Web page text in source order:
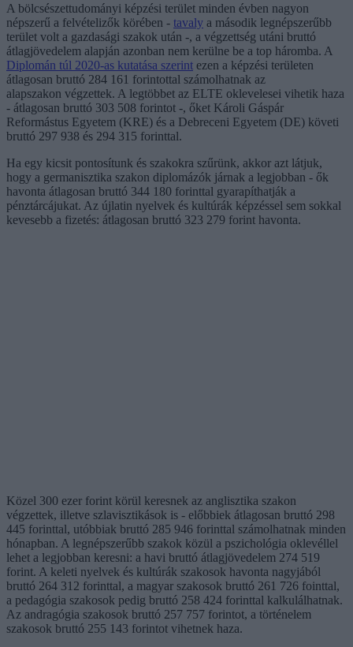
A bölcsészettudományi képzési terület minden évben nagyon
népszerű a felvételizők körében - tavaly a második legnépszerűbb
terület volt a gazdasági szakok után -, a végzettség utáni bruttó
átlagjövedelem alapján azonban nem kerülne be a top háromba. A
Diplomán túl 2020-as kutatása szerint ezen a képzési területen
átlagosan bruttó 284 161 forintottal számolhatnak az
alapszakon végzettek. A legtöbbet az ELTE oklevelesei vihetik haza
- átlagosan bruttó 303 508 forintot -, őket Károli Gáspár
Reformástus Egyetem (KRE) és a Debreceni Egyetem (DE) követi
bruttó 297 938 és 294 315 forinttal.
Ha egy kicsit pontosítunk és szakokra szűrünk, akkor azt látjuk,
hogy a germanisztika szakon diplomázók járnak a legjobban - ők
havonta átlagosan bruttó 344 180 forinttal gyarapíthatják a
pénztárcájukat. Az újlatin nyelvek és kultúrák képzéssel sem sokkal
kevesebb a fizetés: átlagosan bruttó 323 279 forint havonta.
Közel 300 ezer forint körül keresnek az anglisztika szakon
végzettek, illetve szlavisztikások is - előbbiek átlagosan bruttó 298
445 forinttal, utóbbiak bruttó 285 946 forinttal számolhatnak minden
hónapban. A legnépszerűbb szakok közül a pszichológia oklevéllel
lehet a legjobban keresni: a havi bruttó átlagjövedelem 274 519
forint. A keleti nyelvek és kultúrák szakosok havonta nagyjából
bruttó 264 312 forinttal, a magyar szakosok bruttó 261 726 fointtal,
a pedagógia szakosok pedig bruttó 258 424 forinttal kalkulálhatnak.
Az andragógia szakosok bruttó 257 757 forintot, a történelem
szakosok bruttó 255 143 forintot vihetnek haza.